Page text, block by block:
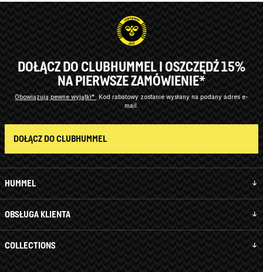
HUMMEL
OBSŁUGA KLIENTA
COLLECTIONS
DOŁĄCZ DO CLUBHUMMEL I OSZCZĘDŹ 15%
NA PIERWSZE ZAMÓWIENIE*
Obowiązują pewne wyjątki* Kod rabatowy zostanie wysłany na podany adres e-
mail.
DOŁĄCZ DO CLUBHUMMEL